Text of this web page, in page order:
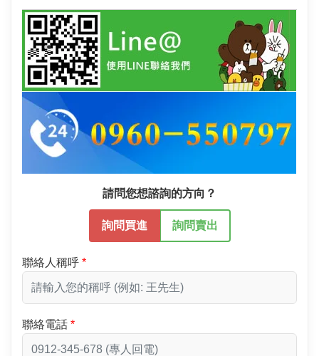
請問您想諮詢的方向？
詢問買進 詢問賣出
聯絡人稱呼
聯絡電話